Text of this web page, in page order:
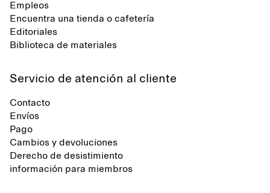
Empleos
Encuentra una tienda o cafetería
Editoriales
Biblioteca de materiales
Servicio de atención al cliente
Contacto
Envíos
Pago
Cambios y devoluciones
Derecho de desistimiento
información para miembros